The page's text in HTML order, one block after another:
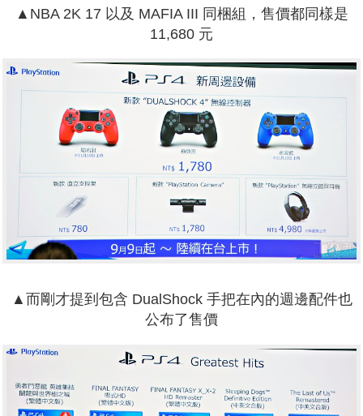
▲ NBA 2K 17 以及 MAFIA III 同梱組，售價都同樣是
11,680 元
▲ 而剛才提到包含 DualShock 手把在內的週邊配件也
公布了售價